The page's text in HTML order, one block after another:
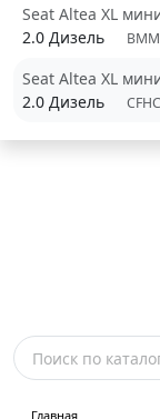
Seat Altea XL
2.0 Дизель BMM
Seat Altea XL
2.0 Дизель
Главная